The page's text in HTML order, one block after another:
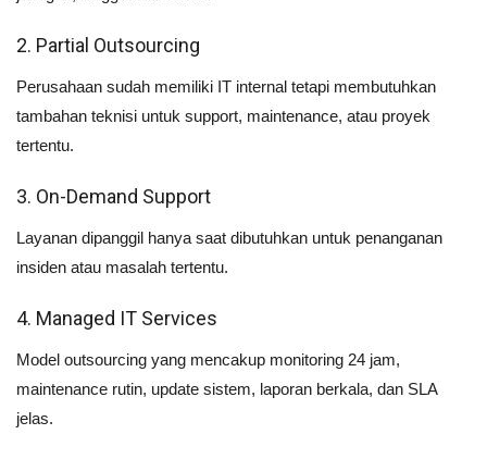
2. Partial Outsourcing
Perusahaan sudah memiliki IT internal tetapi membutuhkan
tambahan teknisi untuk support, maintenance, atau proyek
tertentu.
3. On-Demand Support
Layanan dipanggil hanya saat dibutuhkan untuk penanganan
insiden atau masalah tertentu.
4. Managed IT Services
Model outsourcing yang mencakup monitoring 24 jam,
maintenance rutin, update sistem, laporan berkala, dan SLA
jelas.